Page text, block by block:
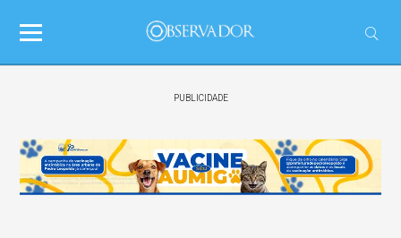
PUBLICIDADE